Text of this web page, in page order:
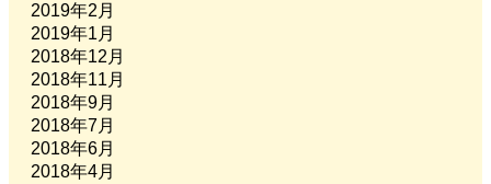
2019年2月
2019年1月
2018年12月
2018年11月
2018年9月
2018年7月
2018年6月
2018年4月